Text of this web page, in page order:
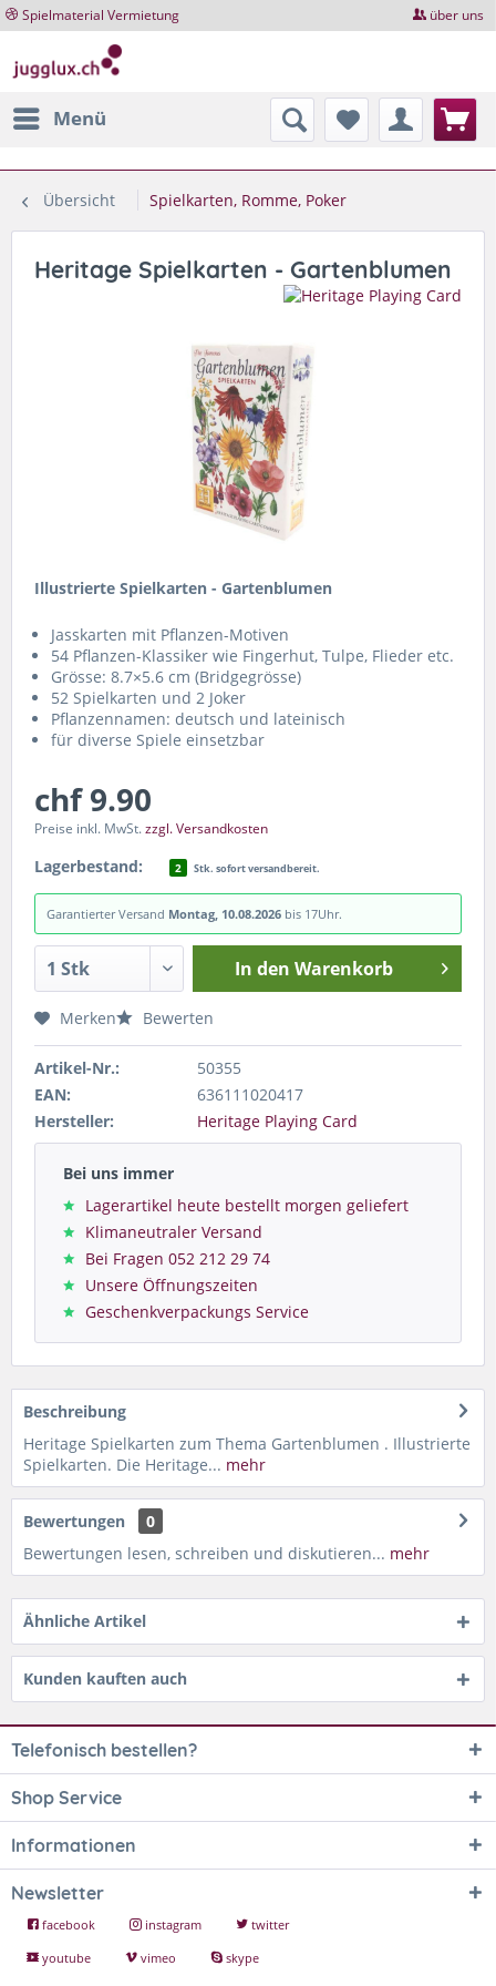
Spielmaterial Vermietung über uns
Menü
Übersicht Spielkarten, Romme, Poker
Heritage Spielkarten - Gartenblumen
Illustrierte Spielkarten - Gartenblumen
Jasskarten mit Pflanzen-Motiven
54 Pflanzen-Klassiker wie Fingerhut, Tulpe, Flieder etc.
Grösse: 8.7×5.6 cm (Bridgegrösse)
52 Spielkarten und 2 Joker
Pflanzennamen: deutsch und lateinisch
für diverse Spiele einsetzbar
chf 9.90
Preise inkl. MwSt.zzgl. Versandkosten
Lagerbestand: 2 Stk. sofort versandbereit.
Garantierter Versand Montag, 10.08.2026 bis 17Uhr.
In den Warenkorb
Merken Bewerten
Artikel-Nr.:
50355
EAN:
636111020417
Hersteller:
Heritage Playing Card
Bei uns immer
Lagerartikel heute bestellt morgen geliefert
Klimaneutraler Versand
Bei Fragen 052 212 29 74
Unsere Öffnungszeiten
Geschenkverpackungs Service
Beschreibung
Heritage Spielkarten zum Thema Gartenblumen . Illustrierte
Spielkarten. Die Heritage... mehr
Bewertungen
0
Bewertungen lesen, schreiben und diskutieren... mehr
Ähnliche Artikel
Kunden kauften auch
Telefonisch bestellen?
Shop Service
Informationen
Newsletter
facebook instagram
twitter
youtube
vimeo skype